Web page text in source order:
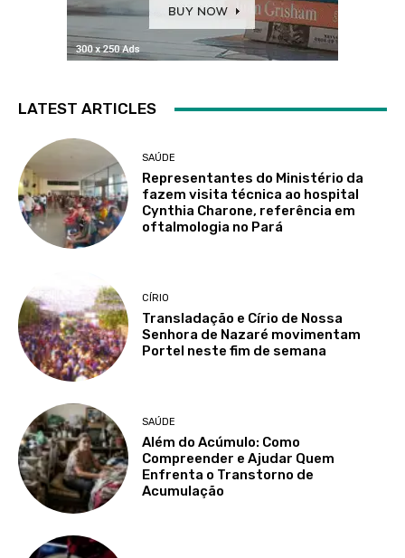
LATEST ARTICLES
SAÚDE
Representantes do Ministério da
fazem visita técnica ao hospital
Cynthia Charone, referência em
oftalmologia no Pará
CÍRIO
Transladação e Círio de Nossa
Senhora de Nazaré movimentam
Portel neste fim de semana
SAÚDE
Além do Acúmulo: Como
Compreender e Ajudar Quem
Enfrenta o Transtorno de
Acumulação